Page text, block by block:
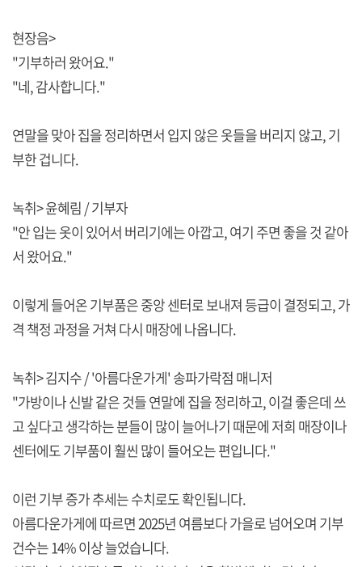
현장음>
"기부하러 왔어요."
"네, 감사합니다."
연말을 맞아 집을 정리하면서 입지 않은 옷들을 버리지 않고, 기
부한 겁니다.
녹취> 윤혜림 / 기부자
"안 입는 옷이 있어서 버리기에는 아깝고, 여기 주면 좋을 것 같아
서 왔어요."
이렇게 들어온 기부품은 중앙 센터로 보내져 등급이 결정되고, 가
격 책정 과정을 거쳐 다시 매장에 나옵니다.
녹취> 김지수 / '아름다운가게' 송파가락점 매니저
"가방이나 신발 같은 것들 연말에 집을 정리하고, 이걸 좋은데 쓰
고 싶다고 생각하는 분들이 많이 늘어나기 때문에 저희 매장이나
센터에도 기부품이 훨씬 많이 들어오는 편입니다."
이런 기부 증가 추세는 수치로도 확인됩니다.
아름다운가게에 따르면 2025년 여름보다 가을로 넘어오며 기부
건수는 14% 이상 늘었습니다.